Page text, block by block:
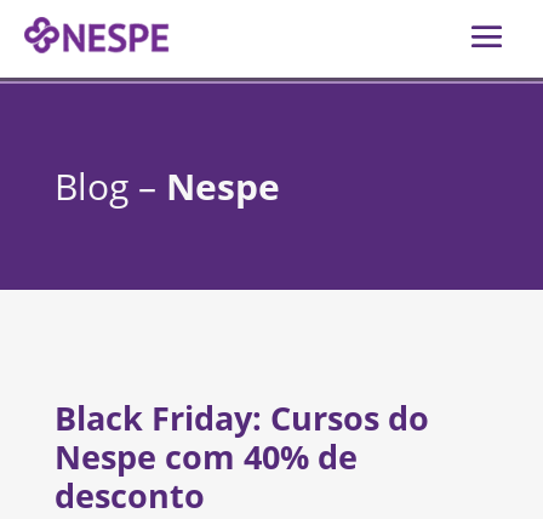
Blog – Nespe
Black Friday: Cursos do
Nespe com 40% de
desconto